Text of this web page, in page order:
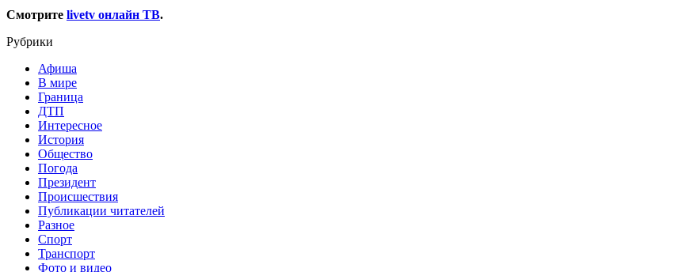
Смотрите livetv онлайн ТВ.
Рубрики
Афиша
В мире
Граница
ДТП
Интересное
История
Общество
Погода
Президент
Происшествия
Публикации читателей
Разное
Спорт
Транспорт
Фото и видео